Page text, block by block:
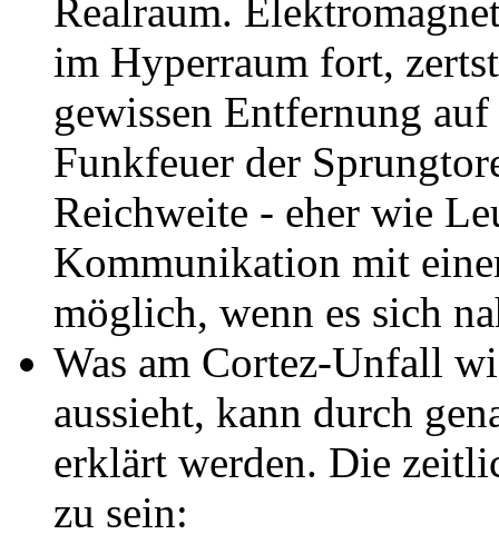
Realraum.
im Hyperraum fort,
gewissen Entfernung
Funkfeuer der
Reichweite - eher wie
Kommunikation mit
möglich, wenn es sich
Was am Cortez-Unfall
aussieht, kann durch
erklärt werden. Die
zu sein: